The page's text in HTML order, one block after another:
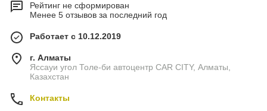
Рейтинг не сформирован
Менее 5 отзывов за последний год
Работает с 10.12.2019
г. Алматы
Яссауи угол Толе-би автоцентр CAR CITY, Алматы,
Казахстан
Контакты